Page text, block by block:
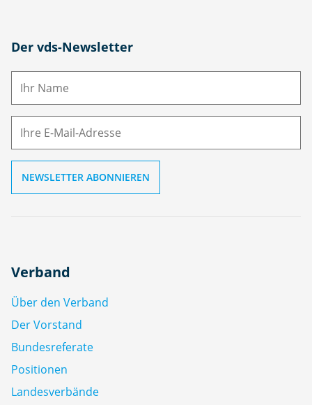
Der vds-Newsletter
N
M
Verband
Über den Verband
Der Vorstand
Bundesreferate
Positionen
Landesverbände